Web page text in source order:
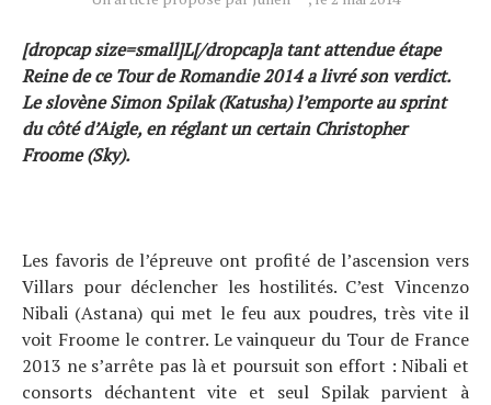
[dropcap size=small]L[/dropcap]a tant attendue étape
Reine de ce Tour de Romandie 2014 a livré son verdict.
Le slovène Simon Spilak (Katusha) l’emporte au sprint
du côté d’Aigle, en réglant un certain Christopher
Froome (Sky).
Les favoris de l’épreuve ont profité de l’ascension vers
Villars pour déclencher les hostilités. C’est Vincenzo
Nibali (Astana) qui met le feu aux poudres, très vite il
voit Froome le contrer. Le vainqueur du Tour de France
2013 ne s’arrête pas là et poursuit son effort : Nibali et
consorts déchantent vite et seul Spilak parvient à
Tendances
Tous nos articles
À propos